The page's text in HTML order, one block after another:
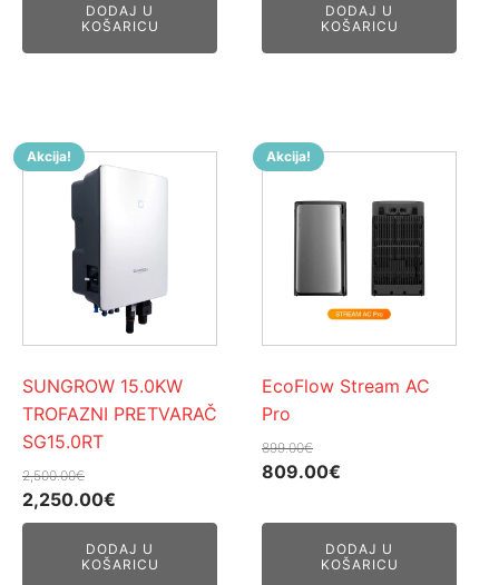
je:
DODAJ U
KOŠARICU
202.90€.DODAJ U
KOŠARICU
Akcija!
SUNGROW 15.0KW
TROFAZNI PRETVARAČ
SG15.0RT
2,500.00€
Izvorna
cijena
2,250.00€
cijena
je:
DODAJ U
KOŠARICU
Akcija!
EcoFlow Stream AC
Pro
899.00€
Izvorna
bila
809.00€
je:
809.00€.
DODAJ U
KOŠARICU